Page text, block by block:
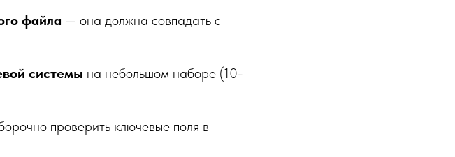
файла — она должна совпадать с
системы на небольшом наборе (10-
проверить ключевые поля в